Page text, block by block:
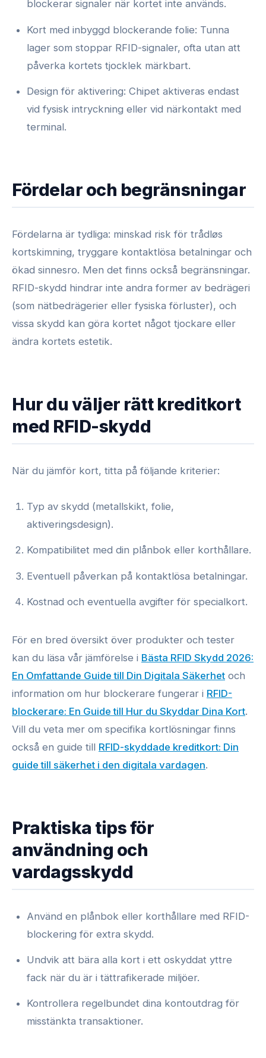
blockerar signaler när kortet inte används.
Kort med inbyggd blockerande folie: Tunna
lager som stoppar RFID-signaler, ofta utan att
påverka kortets tjocklek märkbart.
Design för aktivering: Chipet aktiveras endast
vid fysisk intryckning eller vid närkontakt med
terminal.
Fördelar och begränsningar
Fördelarna är tydliga: minskad risk för trådløs
kortskimning, tryggare kontaktlösa betalningar och
ökad sinnesro. Men det finns också begränsningar.
RFID-skydd hindrar inte andra former av bedrägeri
(som nätbedrägerier eller fysiska förluster), och
vissa skydd kan göra kortet något tjockare eller
ändra kortets estetik.
Hur du väljer rätt kreditkort
med RFID-skydd
När du jämför kort, titta på följande kriterier:
Typ av skydd (metallskikt, folie,
aktiveringsdesign).
Kompatibilitet med din plånbok eller korthållare.
Eventuell påverkan på kontaktlösa betalningar.
Kostnad och eventuella avgifter för specialkort.
För en bred översikt över produkter och tester
kan du läsa vår jämförelse i Bästa RFID Skydd 2026:
En Omfattande Guide till Din Digitala Säkerhet och
information om hur blockerare fungerar i RFID-
blockerare: En Guide till Hur du Skyddar Dina Kort.
Vill du veta mer om specifika kortlösningar finns
också en guide till RFID-skyddade kreditkort: Din
guide till säkerhet i den digitala vardagen.
Praktiska tips för
användning och
vardagsskydd
Använd en plånbok eller korthållare med RFID-
blockering för extra skydd.
Undvik att bära alla kort i ett oskyddat yttre
fack när du är i tättrafikerade miljöer.
Kontrollera regelbundet dina kontoutdrag för
misstänkta transaktioner.